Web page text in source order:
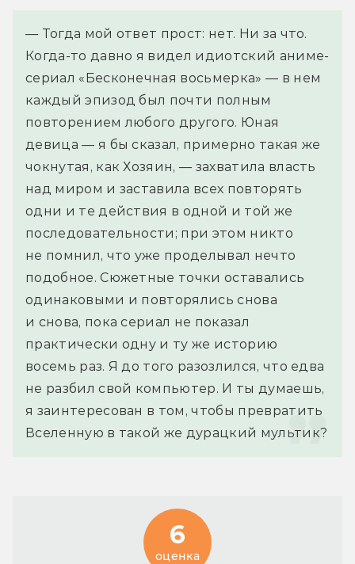
— Тогда мой ответ прост: нет. Ни за что.
Когда-то давно я видел идиотский аниме-
сериал «Бесконечная восьмерка» — в нем
каждый эпизод был почти полным
повторением любого другого. Юная
девица — я бы сказал, примерно такая же
чокнутая, как Хозяин, — захватила власть
над миром и заставила всех повторять
одни и те действия в одной и той же
последовательности; при этом никто
не помнил, что уже проделывал нечто
подобное. Сюжетные точки оставались
одинаковыми и повторялись снова
и снова, пока сериал не показал
практически одну и ту же историю
восемь раз. Я до того разозлился, что едва
не разбил свой компьютер. И ты думаешь,
я заинтересован в том, чтобы превратить
Вселенную в такой же дурацкий мультик?
6
оценка